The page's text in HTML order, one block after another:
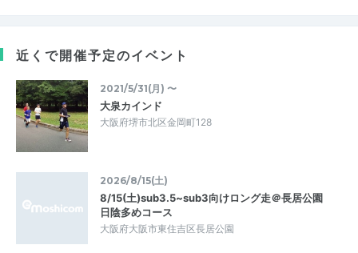
近くで開催予定のイベント
2021/5/31(月) 〜
大泉カインド
大阪府堺市北区金岡町128
2026/8/15(土)
8/15(土)sub3.5~sub3向けロング走＠長居公園
日陰多めコース
大阪府大阪市東住吉区長居公園